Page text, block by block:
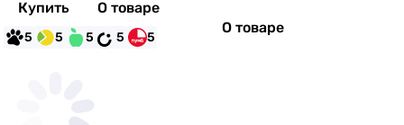
Купить О товаре
5 5 5 5 5
О товаре